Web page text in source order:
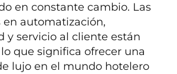
en constante cambio. Las
en automatización,
y servicio al cliente están
que significa ofrecer una
lujo en el mundo hotelero